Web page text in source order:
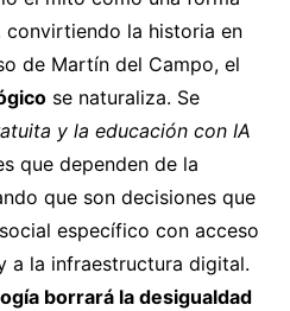
la historia en
de Martín del Campo, el
se naturaliza. Se
y la educación con IA
que dependen de la
que son decisiones que
específico con acceso
a la infraestructura digital.
borrará la desigualdad